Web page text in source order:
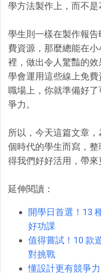
學方法製作上，而不是
學生則一樣在製作報
費資源，那麼總能在
裡，做出令人驚豔的
學會運用這些線上免
職場上，你就準備好
爭力。
所以，今天這篇文章
個時代的學生而寫，
得我們好好活用，帶來
延伸閱讀：
開學日首選！13
好功課
值得嘗試！10 款
對挑戰
懂設計更有競爭